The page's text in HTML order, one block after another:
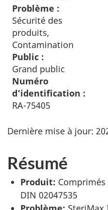
Problème :
Sécurité des
produits,
Contamination
Public :
Grand public
Numéro
d’identification :
RA-75405
Dernière mise à jour:
Résumé
Produit: Comprimés
DIN 02047535